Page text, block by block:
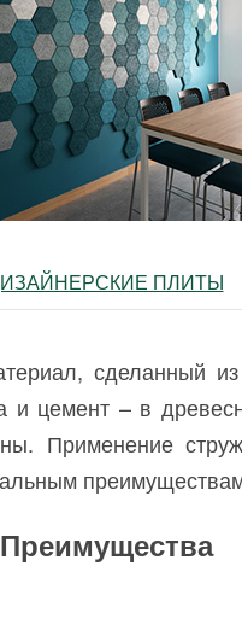
ПЛИТЫ
сделанный
цемент – в
Применение
Преимущества